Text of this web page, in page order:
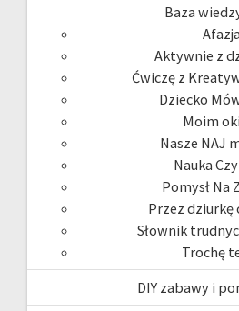
Baza
Afazja
Aktywnie z
Ćwiczę z
Dziecko
Moim
Nasze NAJ
Nauka
Pomysł Na
Przez dziurkę
Słownik
Trochę
DIY zabawy i